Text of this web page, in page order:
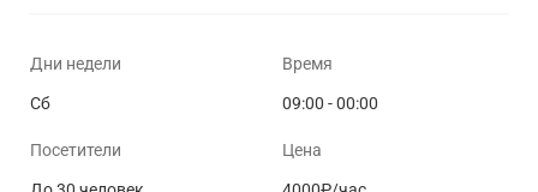
Дни недели
Сб
Время
09:00 - 00:00
Посетители Цена